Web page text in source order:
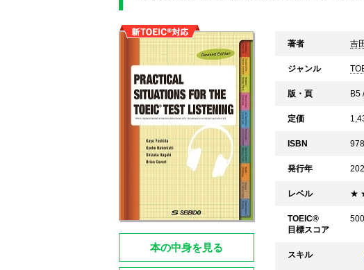
本の中身を見る
著者 吉
ジャンル
版・頁 B5
定価
ISBN
発行年
レベル ★
TOEIC®
目標スコア
スキル